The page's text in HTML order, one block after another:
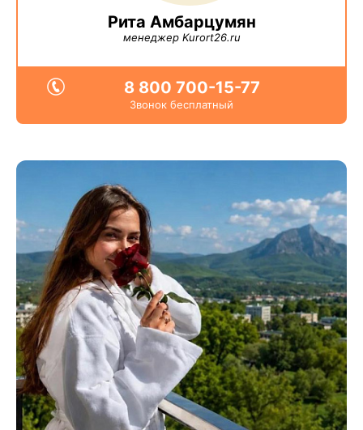
Рита Амбарцумян
менеджер Kurort26.ru
8 800 700-15-77
Звонок бесплатный